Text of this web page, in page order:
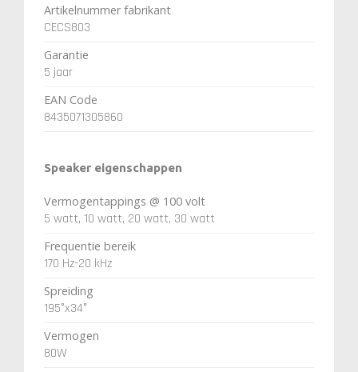
Artikelnummer fabrikant
CECS803
Garantie
5 jaar
EAN Code
8435071305860
Speaker eigenschappen
Vermogentappings @ 100 volt
5 watt, 10 watt, 20 watt, 30 watt
Frequentie bereik
170 Hz-20 kHz
Spreiding
195°x34°
Vermogen
80W